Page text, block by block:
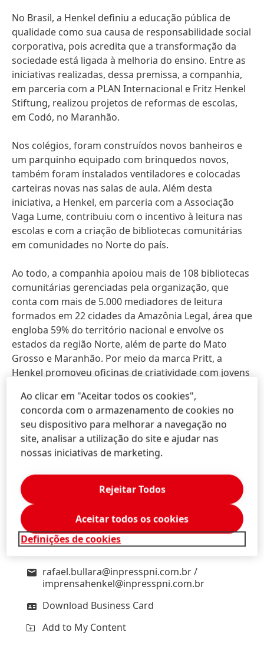
No Brasil, a Henkel definiu a educação pública de
qualidade como sua causa de responsabilidade social
corporativa, pois acredita que a transformação da
sociedade está ligada à melhoria do ensino. Entre as
iniciativas realizadas, dessa premissa, a companhia,
em parceria com a PLAN Internacional e Fritz Henkel
Stiftung, realizou projetos de reformas de escolas,
em Codó, no Maranhão.
Nos colégios, foram construídos novos banheiros e
um parquinho equipado com brinquedos novos,
também foram instalados ventiladores e colocadas
carteiras novas nas salas de aula. Além desta
iniciativa, a Henkel, em parceria com a Associação
Vaga Lume, contribuiu com o incentivo à leitura nas
escolas e com a criação de bibliotecas comunitárias
em comunidades no Norte do país.
Ao todo, a companhia apoiou mais de 108 bibliotecas
comunitárias gerenciadas pela organização, que
conta com mais de 5.000 mediadores de leitura
formados em 22 cidades da Amazônia Legal, área que
engloba 59% do território nacional e envolve os
estados da região Norte, além de parte do Mato
Grosso e Maranhão. Por meio da marca Pritt, a
Henkel promoveu oficinas de criatividade com jovens
no Programa Rede da Vaga Lume, que fomenta o
intercâmbio entre crianças de São Paulo e da
Amazônia.
Rafael
InPress Porter Novelli
(11) 99688-6553
rafael.bullara@inpresspni.com.br /
imprensahenkel@inpresspni.com.br
Download Business Card
Add to My Content
Ao clicar em "Aceitar todos os cookies",
concorda com o armazenamento de cookies no
seu dispositivo para melhorar a navegação no
site, analisar a utilização do site e ajudar nas
nossas iniciativas de marketing.
Definições de cookies
Rejeitar Todos
Aceitar todos os cookies